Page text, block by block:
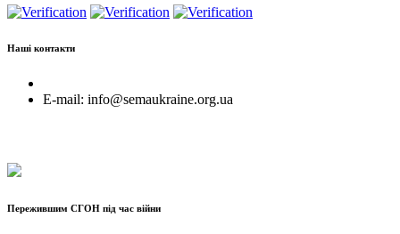
Наші контакти
E-mail: info@semaukraine.org.ua
Пережившим СГОН під час війни